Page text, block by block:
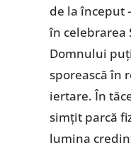
de la început
în celebrarea
Domnului
sporească în
iertare. În
simțit parcă
lumina